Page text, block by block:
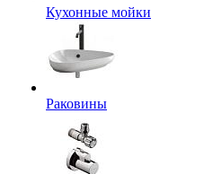
Кухонные мойки
Раковины